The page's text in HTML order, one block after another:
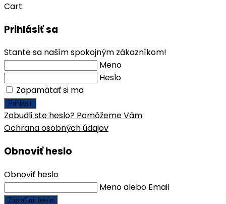
Cart
Prihlásiť sa
Stante sa naším spokojným zákazníkom!
Meno
Heslo
Zapamätať si ma
Prihlásiť
Zabudli ste heslo? Pomôžeme Vám
Ochrana osobných údajov
Obnoviť heslo
Obnoviť heslo
Meno alebo Email
Zaslať mi heslo